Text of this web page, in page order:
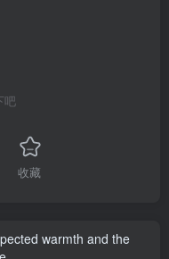
吧
收藏
warmth and the